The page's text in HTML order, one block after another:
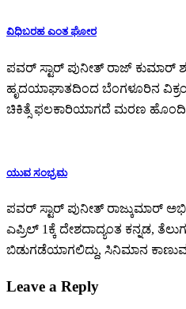
ವಿಧಿಬರಹ ಎಂತ ಘೋರ
ಪವರ್ ಸ್ಟಾರ್ ಪುನೀತ್ ರಾಜ್ ಕುಮಾರ್
ಹೃದಯಾಘಾತದಿಂದ ಬೆಂಗಳೂರಿನ ವಿಕ್ರಂ
ಚಿಕಿತ್ಸೆ ಫಲಕಾರಿಯಾಗದೆ ಮರಣ
ಯುವ ಸಂಭ್ರಮ
ಪವರ್ ಸ್ಟಾರ್ ಪುನೀತ್ ರಾಜ್ಕುಮಾರ್
ಎಪ್ರಿಲ್ 1ಕ್ಕೆ ದೇಶದಾದ್ಯಂತ ಕನ್ನಡ,
ಬಿಡುಗಡೆಯಾಗಲಿದ್ದು, ಸಿನಿಮಾನ ಕಾಣುವ
Leave a Reply